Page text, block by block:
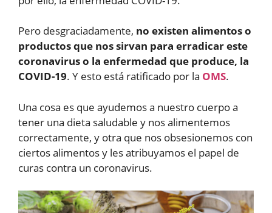
Pero desgraciadamente, no existen alimentos o
productos que nos sirvan para erradicar este
coronavirus o la enfermedad que produce, la
COVID-19. Y esto está ratificado por la OMS.
Una cosa es que ayudemos a nuestro cuerpo a
tener una dieta saludable y nos alimentemos
correctamente, y otra que nos obsesionemos con
ciertos alimentos y les atribuyamos el papel de
curas contra un coronavirus.